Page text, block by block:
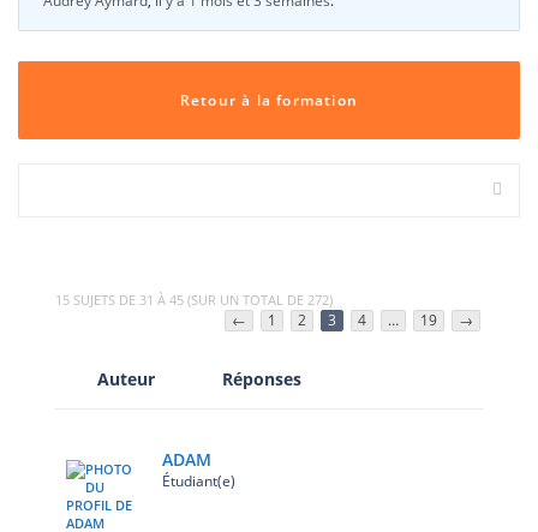
Retour à la formation
15 SUJETS DE 31 À 45 (SUR UN TOTAL DE 272)
← 1 2 3 4 … 19 →
Auteur Réponses
ADAM
Étudiant(e)